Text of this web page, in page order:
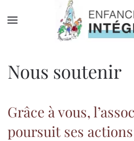
Passer au contenu principal
Nous soutenir
Grâce à vous,
poursuit ses actions